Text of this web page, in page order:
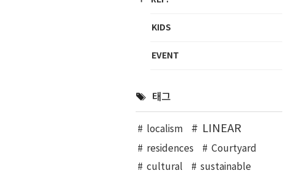
KIDS
EVENT
태그
localism LINEAR
residences
Courtyard
cultural
sustainable